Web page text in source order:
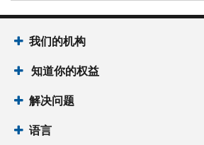
我们的机构
知道你的权益
解决问题
语言